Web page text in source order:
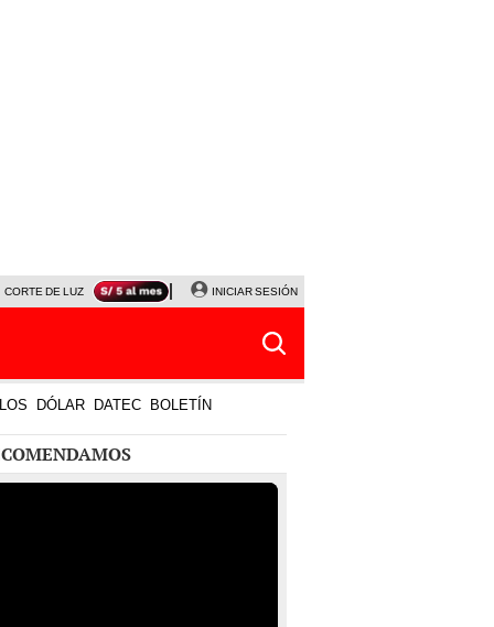
CORTE DE LUZ VIERNES 7 DE AGOSTO ALBERTO BENAVIDES
INICIAR SESIÓN
DÓLAR DATEC BOLETÍN